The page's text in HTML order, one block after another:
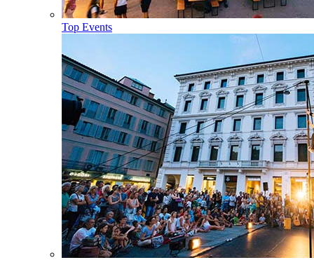
Top Events